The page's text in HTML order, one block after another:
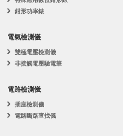
鉗形功率錶
電氣檢測儀
雙極電壓檢測儀
非接觸電壓驗電筆
電路檢測儀
插座檢測儀
電路斷路查找儀